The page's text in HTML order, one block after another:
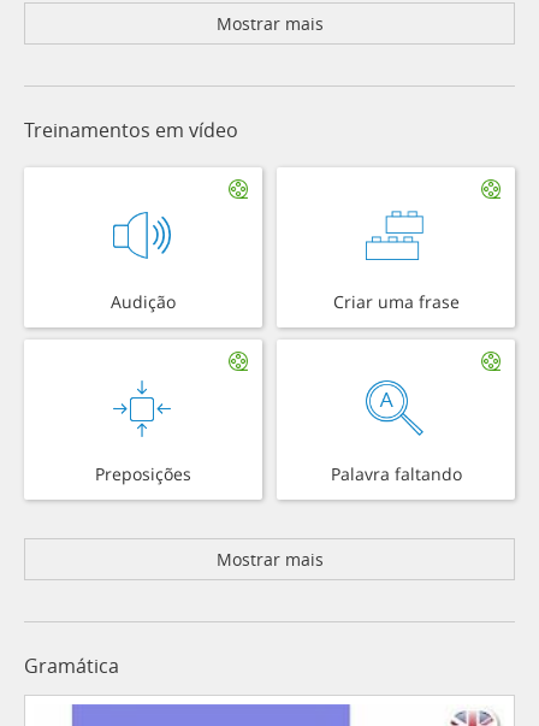
Mostrar mais
Treinamentos em vídeo
Audição Criar uma frase
Preposições Palavra faltando
Mostrar mais
Gramática